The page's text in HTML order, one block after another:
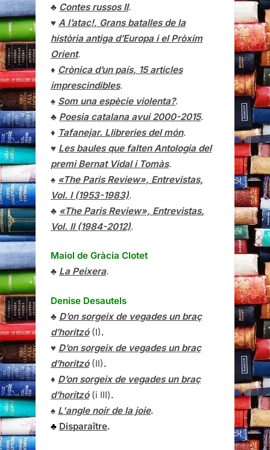
♣ Contes russos II.
♥ A l’atac!, Grans batalles de la
història antiga d’Europa i el Pròxim
Orient.
♦ Crònica d’un país, 15 articles
imprescindibles.
♠ Som una espècie violenta?.
♣ Poesia catalana avui 2000-2015.
♦ Tafanejar. Llibreries del món.
♥ Les baules que falten Antologia del
premi Bernat Vidal i Tomàs.
♠ «The Paris Review», Entrevistas,
Vol. I (1953-1983).
♣ «The Paris Review», Entrevistas,
Vol. II (1984-2012).
Maiol de Gràcia Clotet
♣ La Peixera.
Denise Desautels
♣ D’on sorgeix de vegades un braç
d’horitzó(I).
♥ D’on sorgeix de vegades un braç
d’horitzó(II).
♦ D’on sorgeix de vegades un braç
d’horitzó(i III).
♠ L'angle noir de la joie.
♣ Disparaître.